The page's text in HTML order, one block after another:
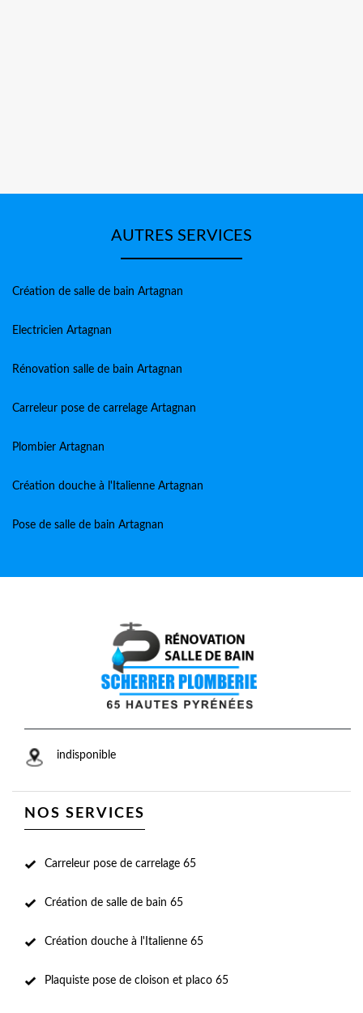
AUTRES SERVICES
Création de salle de bain Artagnan
Electricien Artagnan
Rénovation salle de bain Artagnan
Carreleur pose de carrelage Artagnan
Plombier Artagnan
Création douche à l'Italienne Artagnan
Pose de salle de bain Artagnan
indisponible
NOS SERVICES
Carreleur pose de carrelage 65
Création de salle de bain 65
Création douche à l'Italienne 65
Plaquiste pose de cloison et placo 65